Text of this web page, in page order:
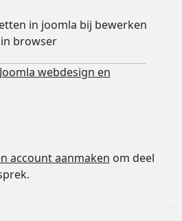
in joomla bij bewerken
browser
Joomla webdesign en
account aanmaken om deel